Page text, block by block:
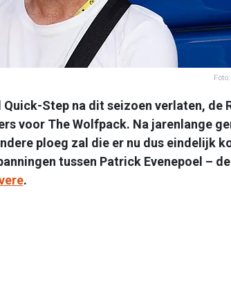
Quick-Step na dit seizoen verlaten, de
voor The Wolfpack. Na jarenlange
ploeg zal die er nu dus eindelijk
tussen Patrick Evenepoel –
.